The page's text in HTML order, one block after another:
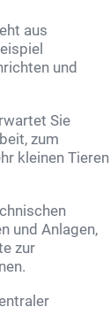
aus
und
Sie
zum
kleinen Tieren
und Anlagen,
zur